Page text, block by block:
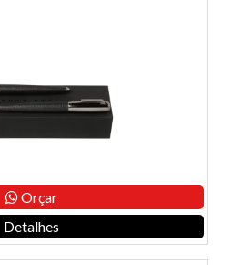
Orçar
Detalhes